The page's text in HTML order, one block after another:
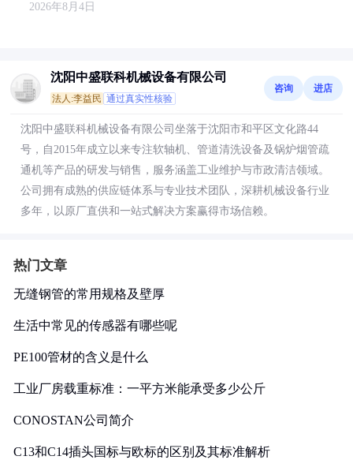
2026年8月4日
沈阳中盛联科机械设备有限公司
法人:李益民 通过真实性核验
咨询 进店
沈阳中盛联科机械设备有限公司坐落于沈阳市和平区文化路44
号，自2015年成立以来专注软轴机、管道清洗设备及锅炉烟管疏
通机等产品的研发与销售，服务涵盖工业维护与市政清洁领域。
公司拥有成熟的供应链体系与专业技术团队，深耕机械设备行业
多年，以原厂直供和一站式解决方案赢得市场信赖。
热门文章
无缝钢管的常用规格及壁厚
生活中常见的传感器有哪些呢
PE100管材的含义是什么
工业厂房载重标准：一平方米能承受多少公斤
CONOSTAN公司简介
C13和C14插头国标与欧标的区别及其标准解析